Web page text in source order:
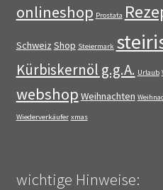
onlineshop Prostata
Schweiz Shop Steiermark
Kürbiskernöl g.g.A. Urlaub
webshop Weihnachten
Wiederverkäufer xmas
wichtige Hinweise: